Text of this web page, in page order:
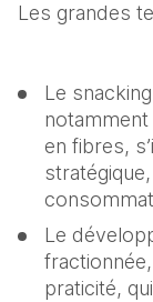
Les grandes
Le
en fibres,
Le
praticité,